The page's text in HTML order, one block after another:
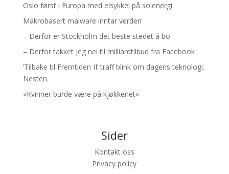
Oslo først i Europa med elsykkel på solenergi
Makrobasert malware inntar verden
– Derfor er Stockholm det beste stedet å bo
– Derfor takket jeg nei til milliardtilbud fra Facebook
’Tilbake til Fremtiden II’ traff blink om dagens teknologi.
Nesten.
«Kvinner burde være på kjøkkenet»
Sider
Kontakt oss
Privacy policy